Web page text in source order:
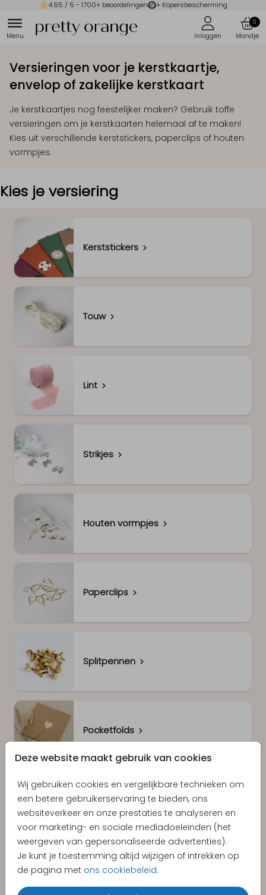
4.65 / 5 - 1700+ beoordelingen + Kopersbescherming
0
Deze website maakt gebruik van cookies
Wij gebruiken cookies en vergelijkbare technieken om
een betere gebruikerservaring te bieden, ons
websiteverkeer en onze prestaties te analyseren en
voor marketing- en sociale mediadoeleinden (het
weergeven van gepersonaliseerde advertenties).
Je kunt je toestemming altijd wijzigen of intrekken op
de pagina met ons cookiebeleid.
Versieringen voor je kerstkaartje,
envelop of zakelijke kerstkaart
Je kerstkaartjes nog feestelijker maken? Gebruik toffe
versieringen om je kerstkaarten helemaal af te maken!
Kies uit verschillende kerststickers, paperclips of houten
vormpjes.
Kies je versiering
Kerststickers
Touw
Lint
Strikjes
Houten vormpjes
Paperclips
Splitpennen
Pocketfolds
Kalkpapier band
Folie-adresstickers